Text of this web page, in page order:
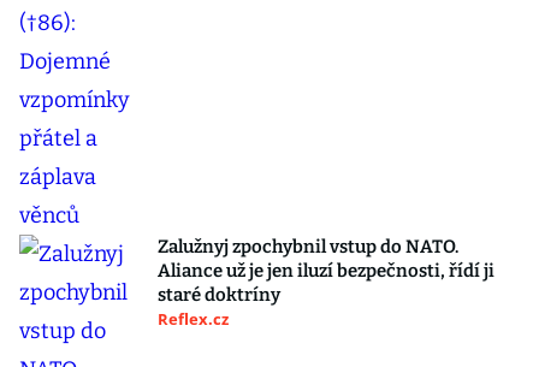
Zalužnyj zpochybnil vstup do NATO.
Aliance už je jen iluzí bezpečnosti, řídí ji
staré doktríny
Reflex.cz